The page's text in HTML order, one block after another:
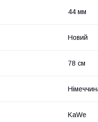
44 мм
Новий
78 см
KaWe